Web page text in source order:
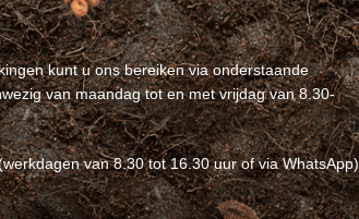
kunt u ons bereiken via onderstaande
van maandag tot en met vrijdag van 8.30-
van 8.30 tot 16.30 uur of via WhatsApp)